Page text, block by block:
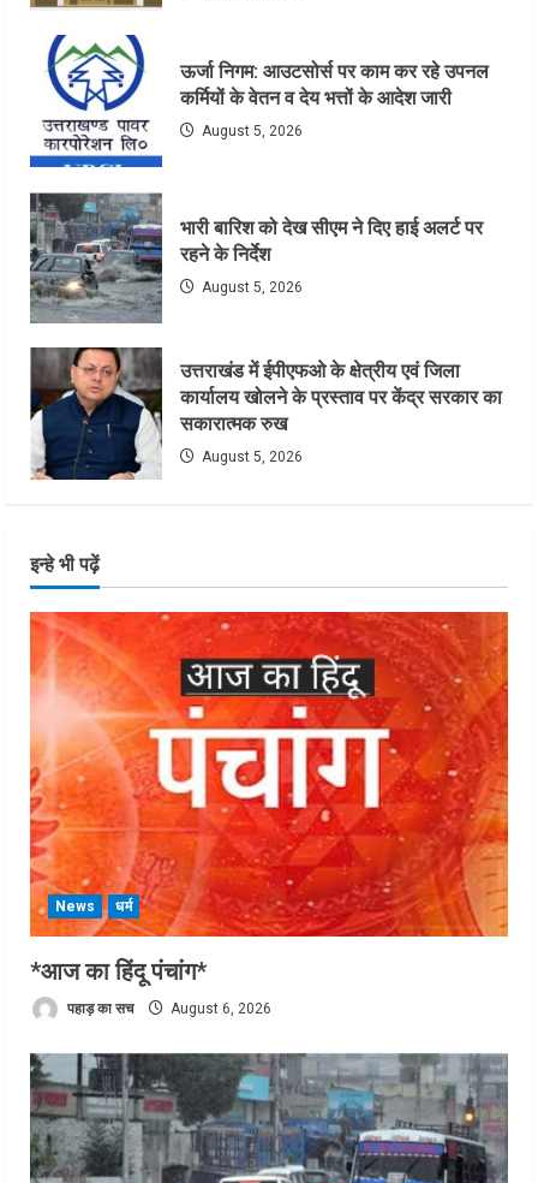
ऊर्जा निगम: आउटसोर्स पर काम कर रहे उपनल
कर्मियों के वेतन व देय भत्तों के आदेश जारी
August 5, 2026
भारी बारिश को देख सीएम ने दिए हाई अलर्ट पर
रहने के निर्देश
August 5, 2026
उत्तराखंड में ईपीएफओ के क्षेत्रीय एवं जिला
कार्यालय खोलने के प्रस्ताव पर केंद्र सरकार का
सकारात्मक रुख
August 5, 2026
इन्हे भी पढ़ें
News धर्म
*आज का हिंदू पंचांग*
पहाड़ का सच August 6, 2026